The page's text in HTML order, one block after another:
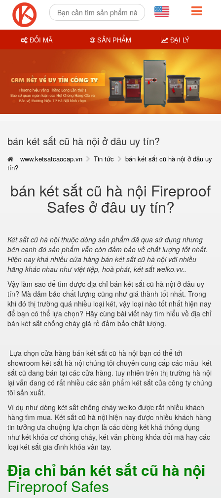
bán két sắt cũ hà nội ở đâu uy tín?
www.ketsatcaocap.vn Tin tức
bán két sắt cũ hà nội ở đâu uy
tín?
bán két sắt cũ hà nội Fireproof
Safes ở đâu uy tín?
Két sắt cũ hà nội thuộc dòng sản phẩm đã qua sử dụng nhưng
bên cạnh đó sản phẩm vẫn còn đảm bảo về chất lượng tốt nhất.
Hiện nay khá nhiều cửa hàng bán két sắt cũ hà nội với nhiều
hãng khác nhau như việt tiệp, hoà phát, két sắt welko.vv..
Vậy làm sao để tìm được địa chỉ bán két sắt cũ hà nội ở đâu uy
tín? Mà đảm bảo chất lượng cũng như giá thành tốt nhất. Trong
khi đó thị trường quá nhiều loại két, vậy loại nào tốt nhất hiện nay
để bạn có thể lựa chọn? Hãy cùng bài viết này tìm hiểu về địa chỉ
bán két sắt chống cháy giá rẻ đảm bảo chất lượng.
Lựa chọn cửa hàng bán két sắt cũ hà nội bạn có thể tới
showroom két sắt hà nội chúng tôi chuyên cung cấp các mẫu két
sắt cũ đang bán tại các cửa hàng. tuy nhiên trên thị trường hà nội
lại vẫn đang có rất nhiều các sản phẩm két sắt của công ty chúng
tôi sản xuất.
Ví dụ như dòng két sắt chống cháy welko được rất nhiều khách
hàng tìm mua. Két sắt cũ hà nội hiện nay được nhiều khách hàng
tin tưởng ưa chuộng lựa chọn là các dòng két khá thông dụng
như két khóa cơ chống cháy, két văn phòng khóa đổi mã hay các
loại két sắt gia đình khóa vân tay.
Địa chỉ bán két sắt cũ hà nội
Fireproof Safes
ĐỔI MÃ SẢN PHẨM ĐẠI LÝ